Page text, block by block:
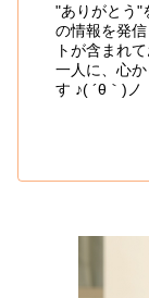
"ありがとう"
の情報を発
トが含まれ
一人に、心
す ♪( ´θ｀)ノ